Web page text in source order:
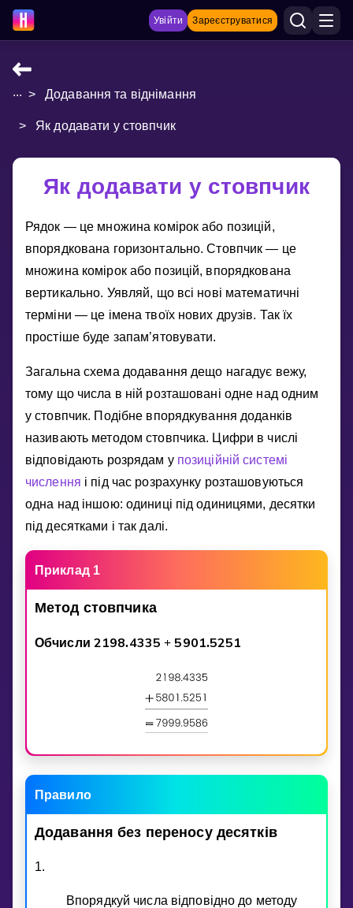
Увійти Зареєструватися
НАВЧАЛЬНІ МАТЕРІАЛИ
Curriculum
Показати більше
Multiplication Master
Джуніор-матем
Показати більше
Увійти
... > Додавання та віднімання
> Як додавати у стовпчик
Як додавати у стовпчик
Рядок — це множина комiрок або позицiй,
впорядкована горизонтально. Стовпчик — це
множина комiрок або позицiй, впорядкована
вертикально. Уявляй, що всi новi математичнi
термiни — це iмена твоїх нових друзiв. Так їх
простiше буде запам’ятовувати.
Загальна схема додавання дещо нагадує вежу,
тому що числа в нiй розташованi одне над одним
у стовпчик. Подiбне впорядкування доданкiв
називають методом стовпчика. Цифри в числi
вiдповiдають розрядам у позицiйнiй системi
числення i пiд час розрахунку розташовуються
одна над iншою: одиницi пiд одиницями, десятки
пiд десятками i так далi.
Приклад 1
Метод стовпчика
Обчисли 2198.4335 + 5901.5251
Правило
Додавання без переносу десяткiв
1.
Впорядкуй числа вiдповiдно до методу